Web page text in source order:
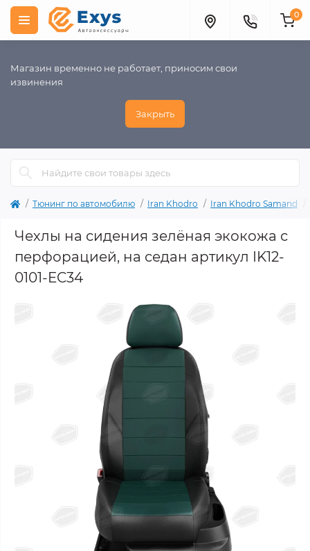
Магазин временно не работает, приносим свои
извинения
Закрыть
0
Тюнинг по автомобилю Iran Khodro Iran Khodro Samand
Чехлы на сидения зелёная экокожа с
перфорацией, на седан артикул IK12-
0101-EC34